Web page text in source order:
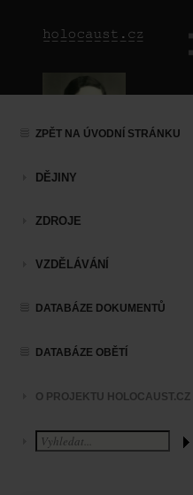
ZPĚT NA ÚVODNÍ STRÁNKU
DĚJINY
ZDROJE
VZDĚLÁVÁNÍ
DATABÁZE DOKUMENTŮ
DATABÁZE OBĚTÍ
O PROJEKTU HOLOCAUST.CZ